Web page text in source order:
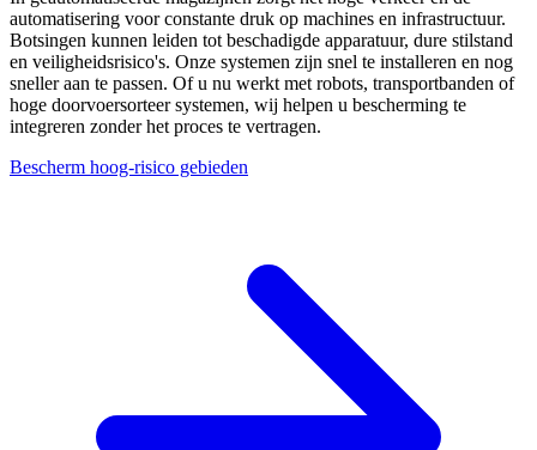
automatisering voor constante druk op machines en infrastructuur.
Botsingen kunnen leiden tot beschadigde apparatuur, dure stilstand
en veiligheidsrisico's. Onze systemen zijn snel te installeren en nog
sneller aan te passen. Of u nu werkt met robots, transportbanden of
hoge doorvoersorteer systemen, wij helpen u bescherming te
integreren zonder het proces te vertragen.
Bescherm hoog-risico gebieden